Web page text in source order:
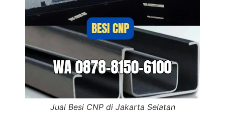
Jual Besi CNP di Jakarta Selatan